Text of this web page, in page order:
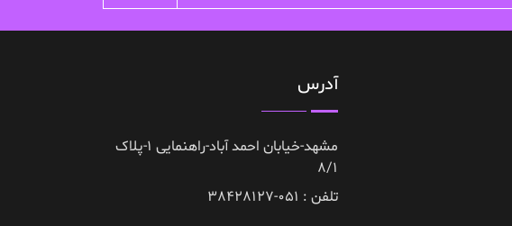
آدرس
مشهد-خیابان احمد آباد-راهنمایی 1-پلاک
8/1
تلفن : 051-38428127